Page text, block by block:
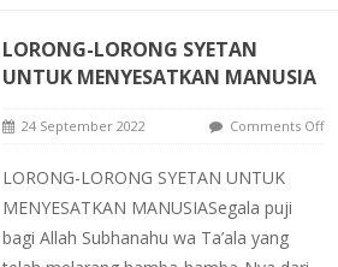
LORONG-LORONG SYETAN
UNTUK MENYESATKAN MANUSIA
24 September 2022 Comments Off
LORONG-LORONG SYETAN UNTUK
MENYESATKAN MANUSIASegala puji
bagi Allah Subhanahu wa Ta’ala yang